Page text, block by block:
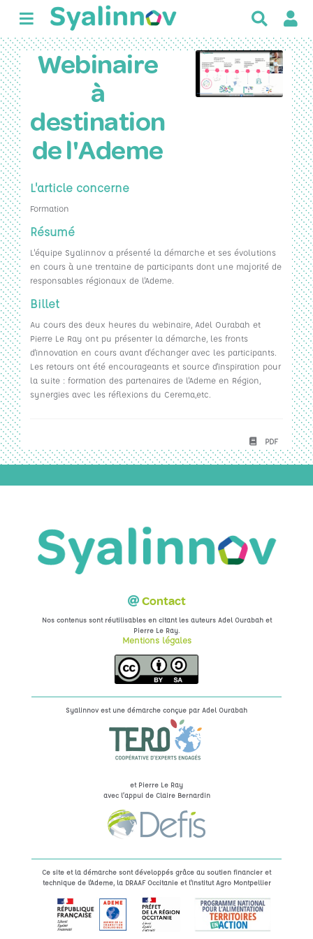
c
h
e
r
Webinaire
à
destination
de l'Ademe
L'article concerne
Formation
Résumé
L'équipe Syalinnov a présenté la démarche et ses évolutions
en cours à une trentaine de participants dont une majorité de
responsables régionaux de l'Ademe.
Billet
Au cours des deux heures du webinaire, Adel Ourabah et
Pierre Le Ray ont pu présenter la démarche, les fronts
d'innovation en cours avant d'échanger avec les participants.
Les retours ont été encourageants et source d'inspiration pour
la suite : formation des partenaires de l'Ademe en Région,
synergies avec les réflexions du Cerema,etc.
PDF
Contact
Nos contenus sont réutilisables en citant les auteurs Adel Ourabah et
Pierre Le Ray.
Mentions légales
Syalinnov est une démarche conçue par Adel Ourabah
et Pierre Le Ray
avec l’appui de Claire Bernardin
Ce site et la démarche sont développés grâce au soutien financier et
technique de l'Ademe, la DRAAF Occitanie et l'Institut Agro Montpellier